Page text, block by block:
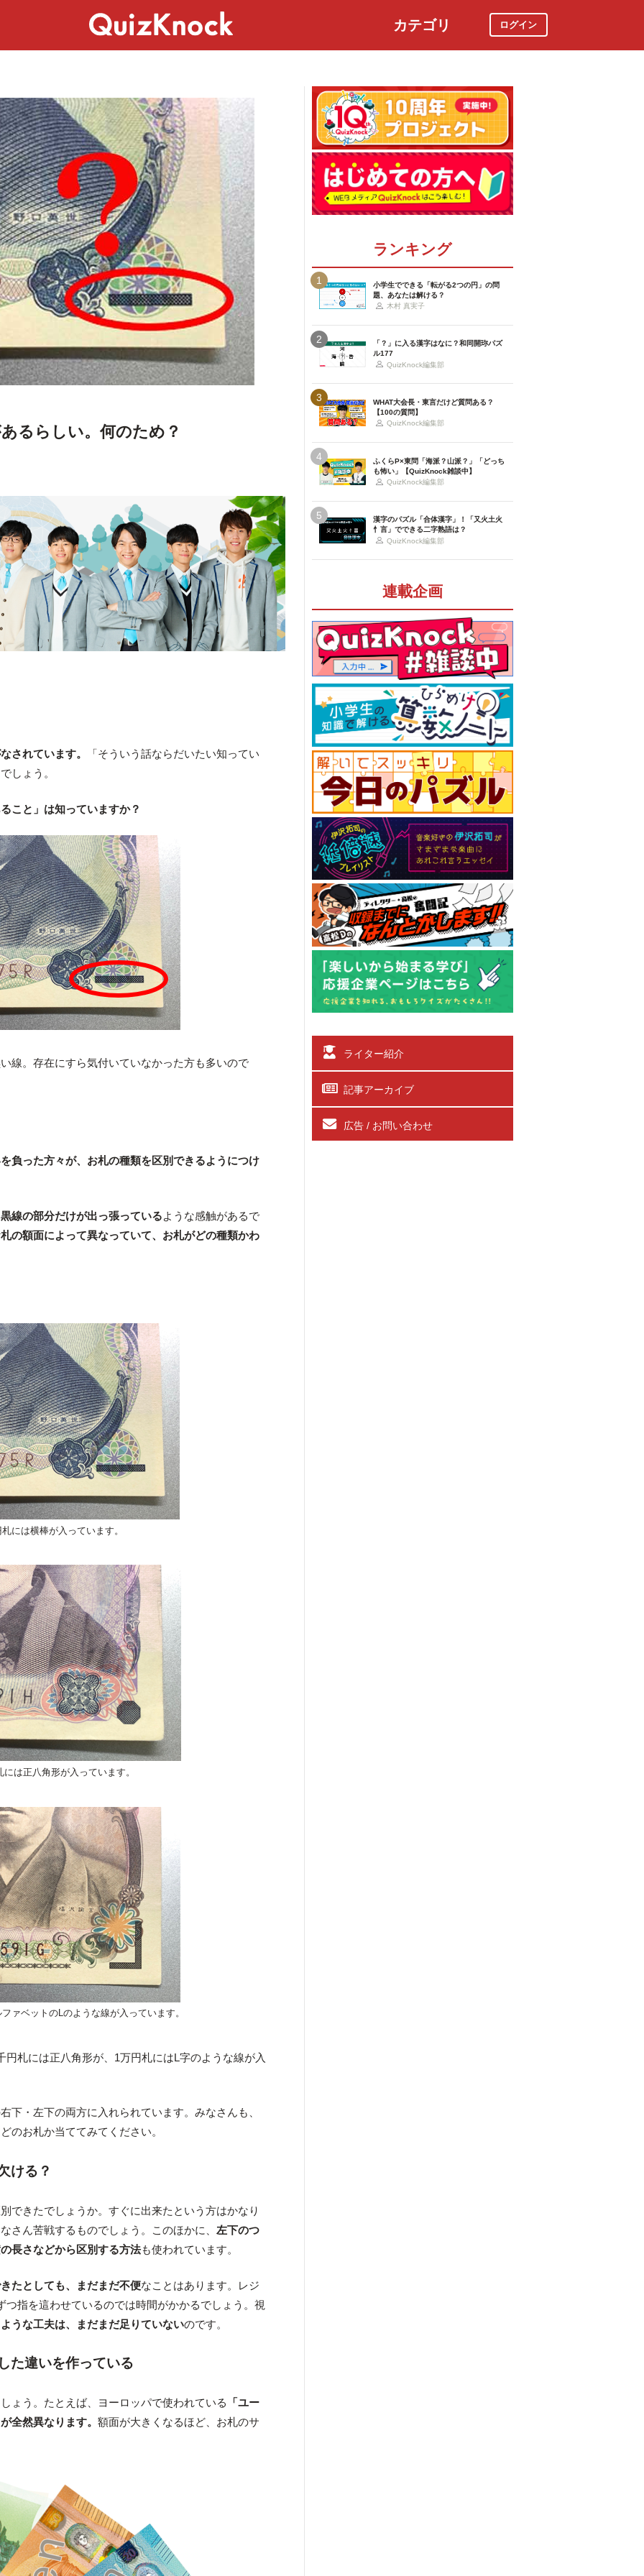
カテゴリ ログイン
るらしい。何のため？
されています。
「そういう話ならだいたい知ってい
しょう。
こと」は知っていますか？
線。存在にすら気付いていなかった方も多いので
負った方々が、お札の種類を区別できるようにつけ
黒線の部分だけが出っ張っているような感触があるで
の額面によって異なっていて、お札がどの種類かわ
には横棒が入っています。
には正八角形が入っています。
ァベットのLのような線が入っています。
札には正八角形が、1万円札にはL字のような線が入
下・左下の両方に入れられています。みなさんも、
のお札か当ててみてください。
ける？
できたでしょうか。すぐに出来たという方はかなり
さん苦戦するものでしょう。このほかに、左下のつ
長さなどから区別する方法も使われています。
たとしても、まだまだ不便なことはあります。レジ
つ指を這わせているのでは時間がかかるでしょう。視
うな工夫は、まだまだ足りていないのです。
た違いを作っている
ょう。たとえば、ヨーロッパで使われている
「ユー
全然異なります。額面が大きくなるほど、お札のサ
ランキング
1
小学生でできる「転がる2つの円」の問
題、あなたは解ける？
木村 真実子
2
「？」に入る漢字はなに？和同開珎パズ
ル177
QuizKnock編集部
3
WHAT大会長・東言だけど質問ある？
【100の質問】
QuizKnock編集部
4
ふくらP×東問「海派？山派？」「どっち
も怖い」【QuizKnock雑談中】
QuizKnock編集部
5
漢字のパズル「合体漢字」！「又火土火
忄言」でできる二字熟語は？
QuizKnock編集部
連載企画
ライター紹介
記事アーカイブ
広告 / お問い合わせ